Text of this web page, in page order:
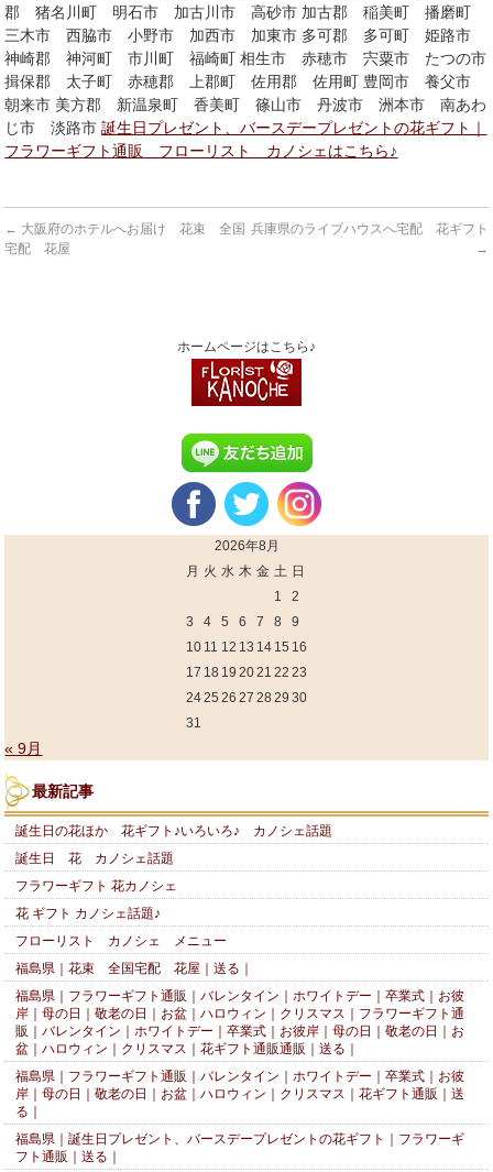
郡 猪名川町 明石市 加古川市 高砂市 加古郡 稲美町 播磨町
三木市 西脇市 小野市 加西市 加東市 多可郡 多可町 姫路市
神崎郡 神河町 市川町 福崎町 相生市 赤穂市 宍粟市 たつの市
揖保郡 太子町 赤穂郡 上郡町 佐用郡 佐用町 豊岡市 養父市
朝来市 美方郡 新温泉町 香美町 篠山市 丹波市 洲本市 南あわ
じ市 淡路市誕生日プレゼント、バースデープレゼントの花ギフト｜
フラワーギフト通販 フローリスト カノシェはこちら♪
← 大阪府のホテルへお届け 花束 全国
宅配 花屋
兵庫県のライブハウスへ宅配 花ギフト
→
ホームページはこちら♪
2026年8月
月 火 水 木 金 土 日
1
2
3
4 5 6 7 8
9
10 11 12 13 14 15 16
17 18 19 2021 22 23
2425 26 27 28 29 30
31
« 9月
最新記事
誕生日の花ほか 花ギフト♪いろいろ♪ カノシェ話題
誕生日 花 カノシェ話題
フラワーギフト 花カノシェ
花 ギフト カノシェ話題♪
フローリスト カノシェ メニュー
福島県｜花束 全国宅配 花屋｜送る｜
福島県｜フラワーギフト通販｜バレンタイン｜ホワイトデー｜卒業式｜お彼
岸｜母の日｜敬老の日｜お盆｜ハロウィン｜クリスマス｜フラワーギフト通
販｜バレンタイン｜ホワイトデー｜卒業式｜お彼岸｜母の日｜敬老の日｜お
盆｜ハロウィン｜クリスマス｜花ギフト通販通販｜送る｜
福島県｜フラワーギフト通販｜バレンタイン｜ホワイトデー｜卒業式｜お彼
岸｜母の日｜敬老の日｜お盆｜ハロウィン｜クリスマス｜花ギフト通販｜送
る｜
福島県｜誕生日プレゼント、バースデープレゼントの花ギフト｜フラワーギ
フト通販｜送る｜